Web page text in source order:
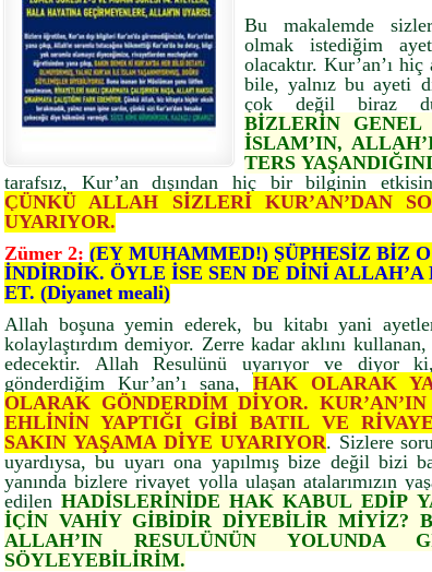
Bu makalemde
olmak istediğim
olacaktır. Kur’an’ı
bile, yalnız bu ayeti
çok değil biraz
BİZLERİN GENEL
İSLAM’IN,
TERS
tarafsız, Kur’an dışından hiç bir bilginin
ÇÜNKÜ ALLAH SİZLERİ KUR’AN’DAN
UYARIYOR.
Zümer 2: (EY MUHAMMED!) ŞÜPHESİZ BİZ
İNDİRDİK. ÖYLE İSE SEN DE DİNİ
ET. (Diyanet meali)
Allah boşuna yemin ederek, bu kitabı yani
kolaylaştırdım demiyor. Zerre kadar aklını kullanan,
edecektir. Allah Resulünü uyarıyor ve diyor
gönderdiğim Kur’an’ı sana, HAK OLARAK
OLARAK GÖNDERDİM DİYOR.
EHLİNİN YAPTIĞI GİBİ BATIL VE
SAKIN YAŞAMA DİYE UYARIYOR. Sizlere
uyardıysa, bu uyarı ona yapılmış bize değil bizi
yanında bizlere rivayet yolla ulaşan atalarımızın
edilenHADİSLERİNİDE HAK KABUL EDİP
İÇİN VAHİY GİBİDİR DİYEBİLİR MİYİZ?
ALLAH’IN RESULÜNÜN YOLUNDA
SÖYLEYEBİLİRİM.